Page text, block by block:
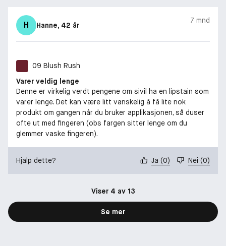
H Hanne, 42 år
7 mnd
09 Blush Rush
Varer veldig lenge
Denne er virkelig verdt pengene om sivil ha en lipstain som
varer lenge. Det kan være litt vanskelig å få lite nok
produkt om gangen når du bruker applikasjonen, så duser
ofte ut med fingeren (obs fargen sitter lenge om du
glemmer vaske fingeren).
Hjalp dette? Ja (0) Nei (0)
Viser 4 av 13
Se mer